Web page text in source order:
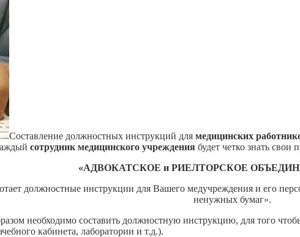
Составление должностных инструкций для медицинских
сотрудник медицинского учреждения будет четко знать свои
«АДВОКАТСКОЕ и РИЕЛТОРСКОЕ
должностные инструкции для Вашего медучреждения и его
ненужных бумаг».
необходимо составить должностную инструкцию, для того
кабинета, лаборатории и т.д.).